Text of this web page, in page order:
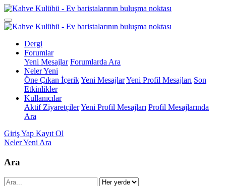
Dergi
Forumlar
Yeni Mesajlar Forumlarda Ara
Neler Yeni
Öne Çıkan İçerikYeni MesajlarYeni Profil Mesajları Son
Etkinlikler
Kullanıcılar
Aktif ZiyaretçilerYeni Profil Mesajları Profil Mesajlarında
Ara
Giriş Yap Kayıt Ol
Neler Yeni Ara
Ara